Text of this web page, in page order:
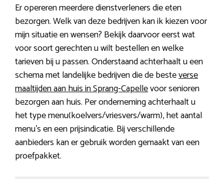
Er opereren meerdere dienstverleners die eten
bezorgen. Welk van deze bedrijven kan ik kiezen voor
mijn situatie en wensen? Bekijk daarvoor eerst wat
voor soort gerechten u wilt bestellen en welke
tarieven bij u passen. Onderstaand achterhaalt u een
schema met landelijke bedrijven die de besteverse
maaltijden aan huis in Sprang-Capellevoor senioren
bezorgen aan huis. Per onderneming achterhaalt u
het type menu(koelvers/vriesvers/warm), het aantal
menu’s en een prijsindicatie. Bij verschillende
aanbieders kan er gebruik worden gemaakt van een
proefpakket.